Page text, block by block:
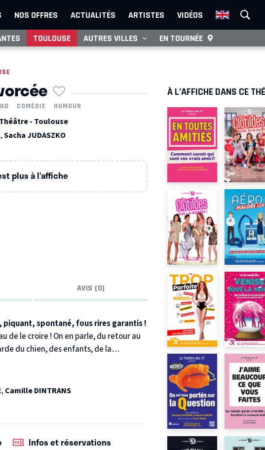
NOS OFFRES ACTUALITÉS ARTISTES VIDÉOS
TOULOUSE AUTRES VILLES EN TOURNÉE
COMÉDIE HUMOUR
- Toulouse
,Sacha JUDASZKO
plus à l’affiche
AVIS (0)
spontané, fous rires garantis !
de le croire ! On en parle, du retour au
du chien, des enfants, de la
qu'on se rend compte que son ex était
, Camille DINTRANS
Infos et réservations
À L’AFFICHE DANS CE